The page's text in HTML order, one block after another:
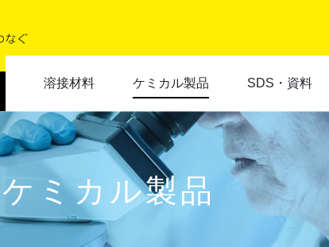
溶接材料 ケミカル製品 SDS・資料
ケミカル製品